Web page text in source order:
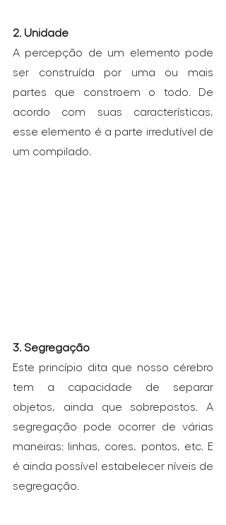
2. Unidade
A percepção de um elemento pode
ser construída por uma ou mais
partes que constroem o todo. De
acordo com suas características,
esse elemento é a parte irredutível de
um compilado.
3. Segregação
Este princípio dita que nosso cérebro
tem a capacidade de separar
objetos, ainda que sobrepostos. A
segregação pode ocorrer de várias
maneiras: linhas, cores, pontos, etc. E
é ainda possível estabelecer níveis de
segregação.